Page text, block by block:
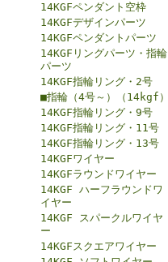
14KGFペンダント空枠
14KGFデザインパーツ
14KGFペンダントパーツ
14KGFリングパーツ・指輪
パーツ
14KGF指輪リング・2号
■指輪（4号～）（14kgf）
14KGF指輪リング・9号
14KGF指輪リング・11号
14KGF指輪リング・13号
14KGFワイヤー
14KGFラウンドワイヤー
14KGF ハーフラウンドワ
イヤー
14KGF スパークルワイヤ
ー
14KGFスクエアワイヤー